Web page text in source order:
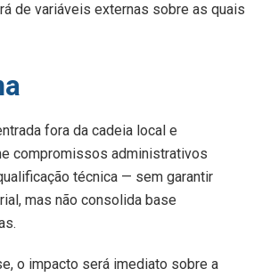
de variáveis externas sobre as quais
fora da cadeia local e
compromissos administrativos
técnica — sem garantir
mas não consolida base
o impacto será imediato sobre a